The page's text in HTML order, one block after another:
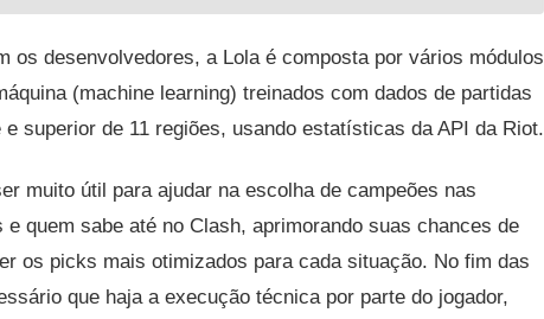
os desenvolvedores, a Lola é composta por vários módulos
(machine learning) treinados com dados de partidas
e superior de 11 regiões, usando estatísticas da API da Riot.
muito útil para ajudar na escolha de campeões nas
e quem sabe até no Clash, aprimorando suas chances de
os picks mais otimizados para cada situação. No fim das
que haja a execução técnica por parte do jogador,